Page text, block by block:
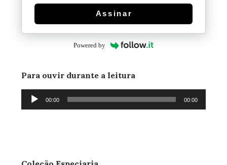
Assinar
Powered by
Para ouvir durante a leitura
Tocador
00:00 00:00